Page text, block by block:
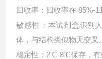
回收率：回收率在 85%-
敏感性：本试剂盒识别
体，与结构类似物无交叉。
稳定性：2℃-8℃保存，有